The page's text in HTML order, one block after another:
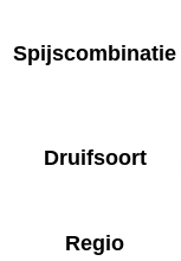
Spijscombinatie
Druifsoort
Regio